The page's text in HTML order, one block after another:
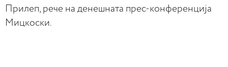
Прилеп, рече на денешната прес-конференција
Мицкоски.